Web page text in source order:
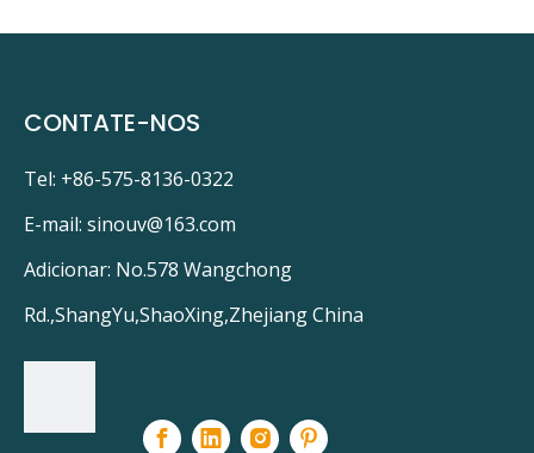
CONTATE-NOS
Tel: +86-575-8136-0322
E-mail: sinouv@163.com
Adicionar: No.578 Wangchong
Rd.,ShangYu,ShaoXing,Zhejiang China